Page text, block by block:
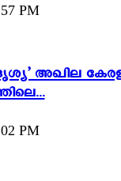
PM
അഖില
PM